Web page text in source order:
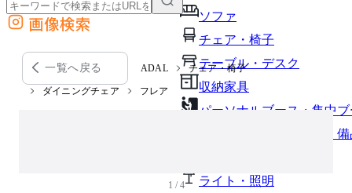
ソファ
チェア・椅子
テーブル・デスク
収納家具
パーソナルブース・集中
オフィスアクセサリー・
ライト・照明
外部サイトの商品をカートに追加
他のサイトで見つけた商品ページのURLを貼り付けて、カートに追加できます
画像検索
一覧へ戻る ADAL チェア・椅子
ダイニングチェア フレア
1 / 4